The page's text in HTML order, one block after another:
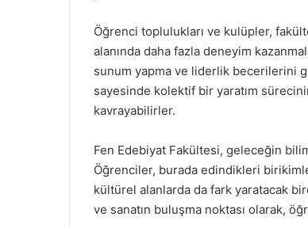
Öğrenci toplulukları ve kulüpler,
alanında daha fazla deneyim
sunum yapma ve liderlik becerilerini
sayesinde kolektif bir yaratım
kavrayabilirler.
Fen Edebiyat Fakültesi, geleceğin
Öğrenciler, burada edindikleri
kültürel alanlarda da fark yaratacak
ve sanatın buluşma noktası olarak,